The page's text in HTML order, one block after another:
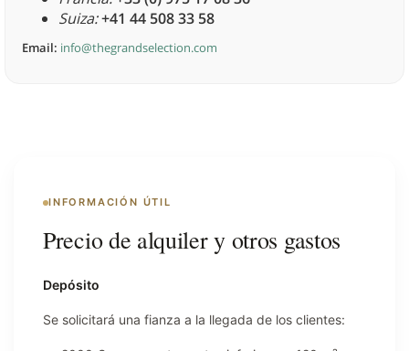
Suiza:+41 44 508 33 58
Email: info@thegrandselection.com
INFORMACIÓN ÚTIL
Precio de alquiler y otros gastos
Depósito
Se solicitará una fianza a la llegada de los clientes: